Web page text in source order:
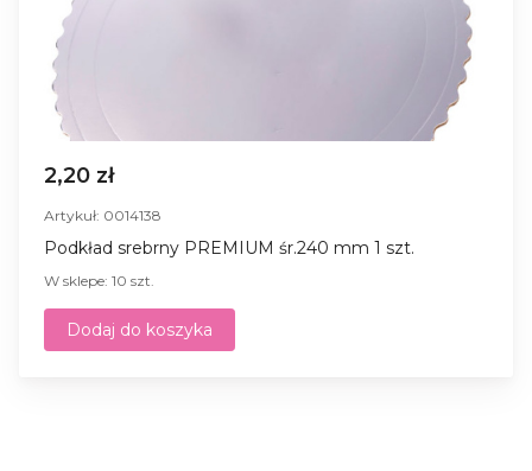
2,20 zł
Artykuł: 0014138
Podkład srebrny PREMIUM śr.240 mm 1 szt.
W sklepe: 10 szt.
Dodaj do koszyka